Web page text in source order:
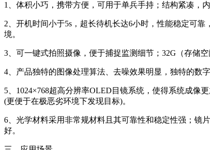
1、体积小巧，携带方便，可用于单兵手持；结构紧凑，
2、开机时间小于5s，超长待机长达6小时，性能稳定可
境。
3、可一键式拍照摄像，便于捕捉监测细节；32G（存储
4、产品独特的图像处理算法、去噪效果明显，独特的数
5、1024×768超高分辨率OLED目镜系统，使得系统成像
(更便于在极恶劣环境下发现目标)。
6、光学材料采用非常规材料且其可靠性和稳定性强；镜
好。